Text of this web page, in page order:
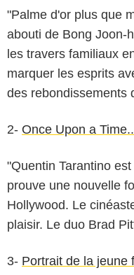
"Palme d'or plus que
abouti de Bong Joon-
les travers familiaux
marquer les esprits
des rebondissements
2- Once Upon a
"Quentin Tarantino
prouve une nouvelle
Hollywood. Le
plaisir. Le duo Brad
3- Portrait de la jeune